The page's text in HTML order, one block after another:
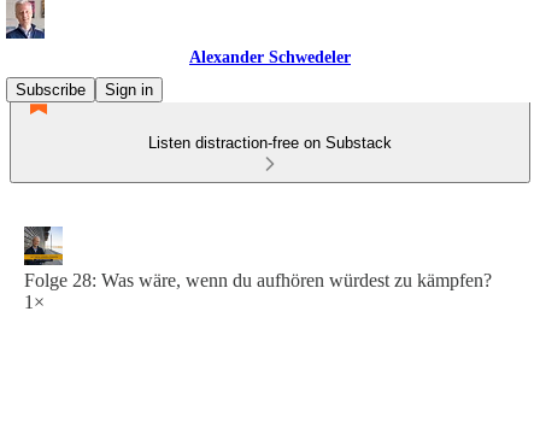
Alexander Schwedeler
Subscribe
Sign in
Listen distraction-free on Substack
Folge 28: Was wäre, wenn du aufhören würdest zu kämpfen?
1×